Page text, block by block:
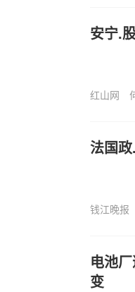
安宁.
红山网
法国
钱江晚报
电池
变